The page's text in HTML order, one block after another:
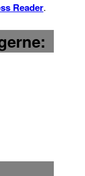
Reader.